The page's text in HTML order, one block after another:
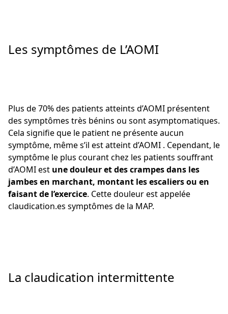
Les symptômes de L’AOMI
Plus de 70% des patients atteints d’AOMI présentent
des symptômes très bénins ou sont asymptomatiques.
Cela signifie que le patient ne présente aucun
symptôme, même s’il est atteint d’AOMI . Cependant, le
symptôme le plus courant chez les patients souffrant
d’AOMI est une douleur et des crampes dans les
jambes en marchant, montant les escaliers ou en
faisant de l’exercice. Cette douleur est appelée
claudication.es symptômes de la MAP.
La claudication intermittente